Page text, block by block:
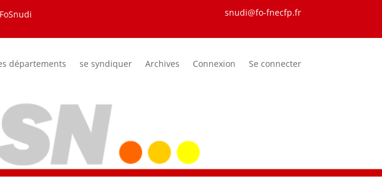
snudi@fo-fnecfp.fr
départements se syndiquer Archives Connexion Se connecter